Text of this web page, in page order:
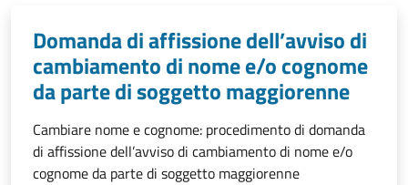
Domanda di affissione dell’avviso di
cambiamento di nome e/o cognome
da parte di soggetto maggiorenne
Cambiare nome e cognome: procedimento di domanda
di affissione dell’avviso di cambiamento di nome e/o
cognome da parte di soggetto maggiorenne